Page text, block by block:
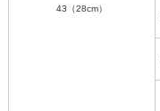
43（28cm）